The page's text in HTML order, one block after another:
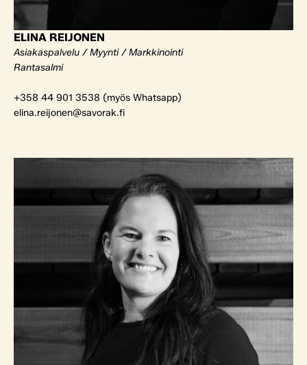
ELINA REIJONEN
Asiakaspalvelu / Myynti / Markkinointi
Rantasalmi
+358 44 901 3538 (myös Whatsapp)
elina.reijonen@savorak.fi